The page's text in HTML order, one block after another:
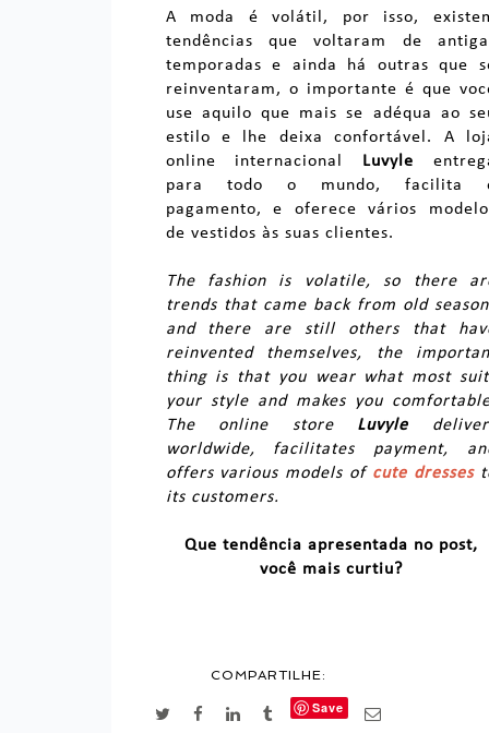
A moda é volátil, por isso,
tendências que voltaram de
temporadas e ainda há outras que
reinventaram, o importante é que
use aquilo que mais se adéqua ao
estilo e lhe deixa confortável. A
online internacional Luvyle
para todo o mundo, facilita
pagamento, e oferece vários
de vestidos às suas clientes.
The fashion is volatile, so there
trends that came back from old
and there are still others that
reinvented themselves, the
thing is that you wear what most
your style and makes you
The online store Luvyle
worldwide, facilitates payment,
offers various models of cute dresses
its customers.
Que tendência apresentada no post,
você mais curtiu?
COMPARTILHE:
Save